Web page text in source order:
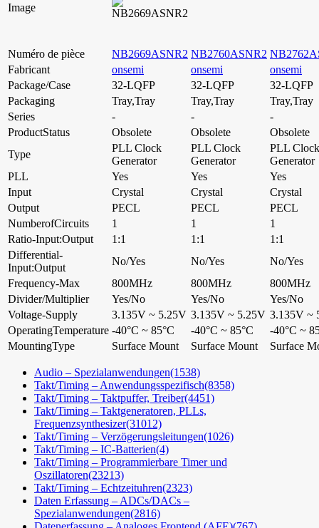
Image
Numéro de pièce NB2669ASNR2 NB2760ASNR2
Fabricant
onsemi onsemi
onsemi
Package/Case
32-LQFP 32-LQFP
32-LQFP
Packaging
Tray,Tray Tray,Tray
Tray,Tray
Series
- -
-
ProductStatus
Obsolete Obsolete
Obsolete
Type
PLL Clock
Generator
PLL Clock
Generator
PLL Clock
Generator
PLL
Yes Yes
Yes
Input
Crystal Crystal
Crystal
Output
PECL PECL
PECL
NumberofCircuits
1 1
1
Ratio-Input:Output
1:1 1:1
1:1
Differential-
Input:Output
No/Yes No/Yes
No/Yes
Frequency-Max
800MHz 800MHz
800MHz
Divider/Multiplier
Yes/No Yes/No
Yes/No
Voltage-Supply
3.135V ~ 5.25V 3.135V ~ 5.25V 3.135V ~
OperatingTemperature -40°C ~ 85°C -40°C ~ 85°C
-40°C ~
MountingType
Surface Mount Surface Mount Surface
Audio – Spezialanwendungen(1538)
Takt/Timing – Anwendungsspezifisch(8358)
Takt/Timing – Taktpuffer, Treiber(4451)
Takt/Timing – Taktgeneratoren, PLLs,
Frequenzsynthesizer(31012)
Takt/Timing – Verzögerungsleitungen(1026)
Takt/Timing – IC-Batterien(4)
Takt/Timing – Programmierbare Timer und
Oszillatoren(23213)
Takt/Timing – Echtzeituhren(2323)
Daten Erfassung – ADCs/DACs –
Spezialanwendungen(2816)